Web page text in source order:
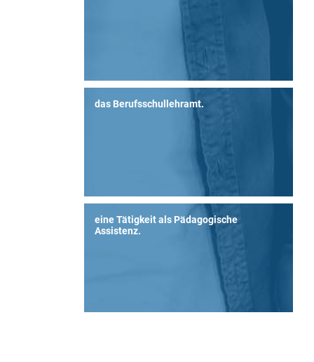
das Berufsschullehramt.
eine Tätigkeit als Pädagogische
Assistenz.